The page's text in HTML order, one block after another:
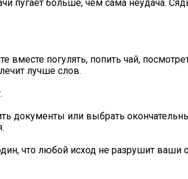
пугает больше, чем сама неудача.
вместе погулять, попить чай,
лучше слов.
документы или выбрать
что любой исход не разрушит ваши